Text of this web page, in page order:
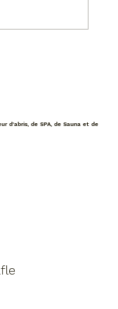
d'abris, de SPA, de Sauna et de